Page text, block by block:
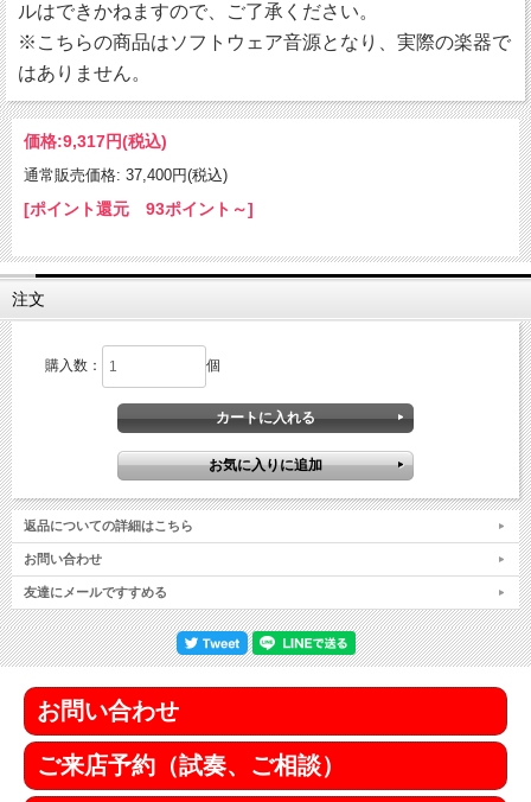
ルはできかねますので、ご了承ください。
※こちらの商品はソフトウェア音源となり、実際の楽器で
はありません。
価格:9,317円(税込)
通常販売価格: 37,400円(税込)
[ポイント還元 93ポイント～]
注文
購入数： 個
返品についての詳細はこちら
お問い合わせ
友達にメールですすめる
お問い合わせ
ご来店予約（試奏、ご相談）